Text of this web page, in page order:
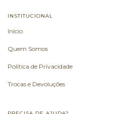
INSTITUCIONAL
Início
Quem Somos
Política de Privacidade
Trocas e Devoluções